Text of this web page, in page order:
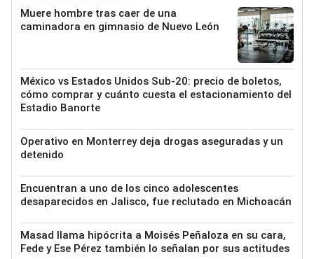
Muere hombre tras caer de una
caminadora en gimnasio de Nuevo León
México vs Estados Unidos Sub-20: precio de boletos,
cómo comprar y cuánto cuesta el estacionamiento del
Estadio Banorte
Operativo en Monterrey deja drogas aseguradas y un
detenido
Encuentran a uno de los cinco adolescentes
desaparecidos en Jalisco, fue reclutado en Michoacán
Masad llama hipócrita a Moisés Peñaloza en su cara,
Fede y Ese Pérez también lo señalan por sus actitudes